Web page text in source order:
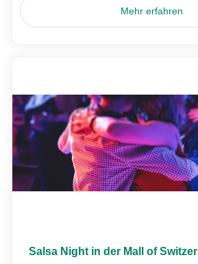
Mehr erfahren
Salsa Night in der Mall of